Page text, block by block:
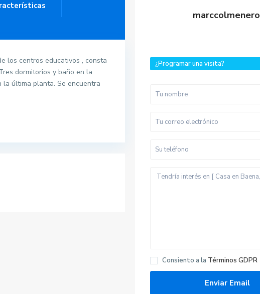
los centros educativos , consta
dormitorios y baño en la
última planta. Se encuentra
marccolmenero
¿Programar una visita?
Consiento a la Términos GDPR